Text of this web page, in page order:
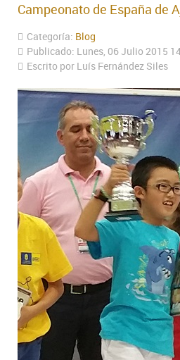
Campeonato de España de
Categoría: Blog
Publicado: Lunes, 06 Julio 2015
Escrito por Luís Fernández Siles